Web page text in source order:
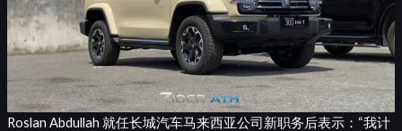
Roslan Abdullah 就任长城汽车马来西亚公司新职务后表示：“我计